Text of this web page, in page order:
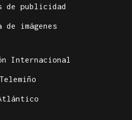
de publicidad
de imágenes
Internacional
Telemiño